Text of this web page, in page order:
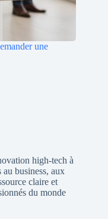
une
high-tech à
au business, aux
claire et
du monde